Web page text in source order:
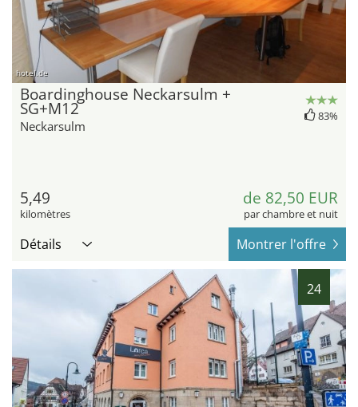
hotel.de
Boardinghouse Neckarsulm +
SG+M12
Neckarsulm
83%
5,49
kilomètres
de 82,50 EUR
par chambre et nuit
Détails Montrer l'offre
24